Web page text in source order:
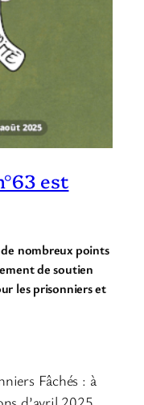
est
nombreux points
de soutien
les prisonniers et
Fâchés : à